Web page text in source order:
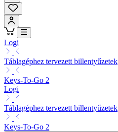
Logi
Táblagéphez tervezett billentyűzetek
Keys-To-Go 2
Logi
Táblagéphez tervezett billentyűzetek
Keys-To-Go 2